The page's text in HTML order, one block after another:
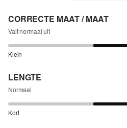
CORRECTE MAAT / MAAT
Valt normaal uit
Klein
LENGTE
Normaal
Kort